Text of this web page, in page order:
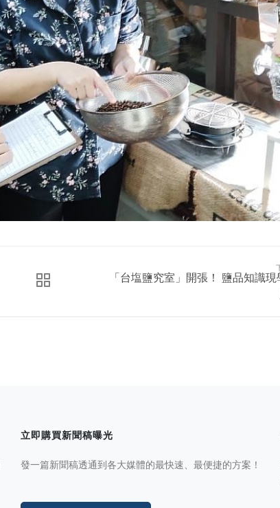
「台塩鹽究室」開張！ 鹽品知識
立即購買新聞稿曝光
發一篇新聞稿透通到各大媒體的最快速、最便捷的方案！